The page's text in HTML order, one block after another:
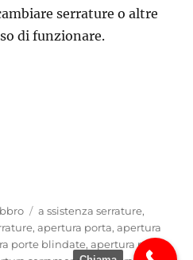
serrature o altre
di funzionare.
Tag
a ssistenza serrature,
,apertura porta,apertura
porte blindate,apertura porte